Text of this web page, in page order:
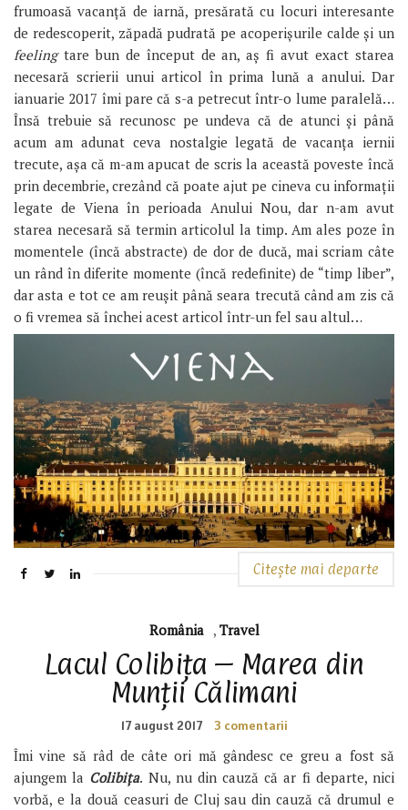
frumoasă vacanță de iarnă, presărată cu locuri interesante
de redescoperit, zăpadă pudrată pe acoperișurile calde și un
feelingtare bun de început de an, aș fi avut exact starea
necesară scrierii unui articol în prima lună a anului. Dar
ianuarie 2017 îmi pare că s-a petrecut într-o lume paralelă…
Însă trebuie să recunosc pe undeva că de atunci și până
acum am adunat ceva nostalgie legată de vacanța iernii
trecute, așa că m-am apucat de scris la această poveste încă
prin decembrie, crezând că poate ajut pe cineva cu informații
legate de Viena în perioada Anului Nou, dar n-am avut
starea necesară să termin articolul la timp. Am ales poze în
momentele (încă abstracte) de dor de ducă, mai scriam câte
un rând în diferite momente (încă redefinite) de “timp liber”,
dar asta e tot ce am reușit până seara trecută când am zis că
o fi vremea să închei acest articol într-un fel sau altul…
Citește mai departe
România , Travel
Lacul Colibița – Marea din
Munții Călimani
17 august 2017 3 comentarii
Îmi vine să râd de câte ori mă gândesc ce greu a fost să
ajungem la Colibița. Nu, nu din cauză că ar fi departe, nici
vorbă, e la două ceasuri de Cluj sau din cauză că drumul e